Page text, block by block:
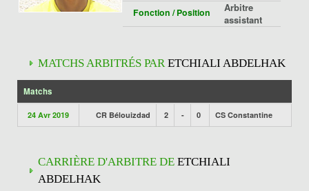
Fonction / Position
Arbitre
assistant
MATCHS ARBITRÉS PARETCHIALI ABDELHAK
Matchs
24 Avr 2019 CR Bélouizdad 2 - 0 CS Constantine
CARRIÈRE D'ARBITRE DE ETCHIALI
ABDELHAK